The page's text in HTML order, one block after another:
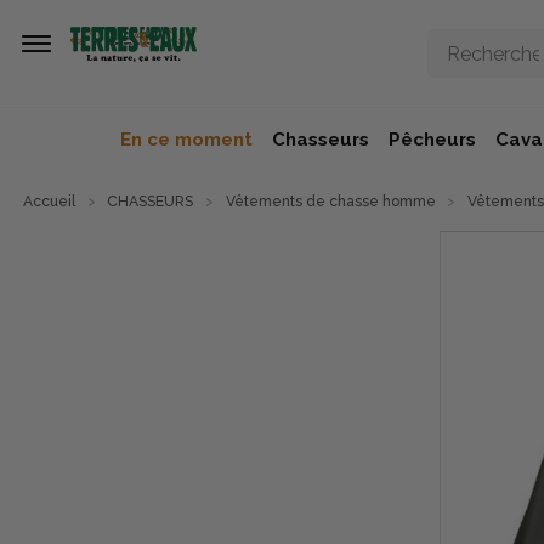
En ce moment Chasseurs Pêcheurs
Accueil CHASSEURS Vêtements de chasse homme